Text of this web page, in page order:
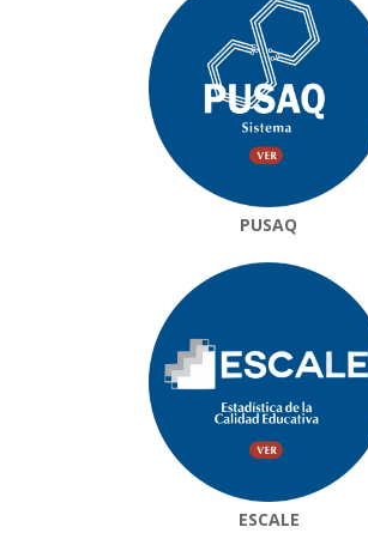
PUSAQ
ESCALE